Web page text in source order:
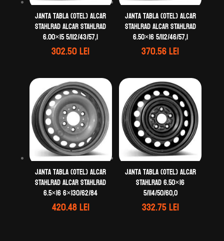
Janta tabla (otel) ALCAR
STAHLRAD ALCAR STAHLRAD
6.00×15 5/112/43/57,1
302.50lei
Janta tabla (otel) ALCAR
STAHLRAD ALCAR STAHLRAD
6.50×16 5/112/46/57,1
370.56lei
Janta tabla (otel) ALCAR
STAHLRAD ALCAR STAHLRAD
6.5×16 6×130/62/84
420.48lei
Janta tabla (otel) ALCAR
STAHLRAD 6.50×16
5/114/50/60,0
332.75lei